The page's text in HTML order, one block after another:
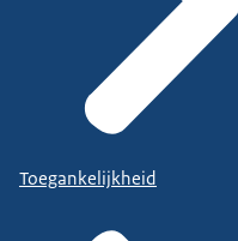
Toegankelijkheid